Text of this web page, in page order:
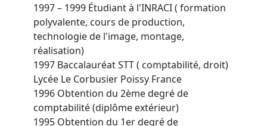
1997 – 1999 Étudiant à l'INRACI ( formation
polyvalente, cours de production,
technologie de l'image, montage,
réalisation)
1997 Baccalauréat STT ( comptabilité, droit)
Lycée Le Corbusier Poissy France
1996 Obtention du 2ème degré de
comptabilité (diplôme extérieur)
1995 Obtention du 1er degré de